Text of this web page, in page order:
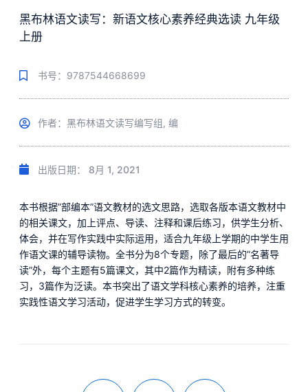
黑布林语文读写：新语文核心素养经典选读 九年级
上册
书号：9787544668699
作者：黑布林语文读写编写组, 编
出版日期： 8月 1, 2021
本书根据”部编本”语文教材的选文思路，选取各版本语文教材中
的相关课文，加上评点、导读、注释和课后练习，供学生分析、
体会，并在写作实践中实际运用，适合九年级上学期的中学生用
作语文课的辅导读物。全书分为8个专题，除了最后的”名著导
读”外，每个主题有5篇课文，其中2篇作为精读，附有多种练
习，3篇作为泛读。本书突出了语文学科核心素养的培养，注重
实践性语文学习活动，促进学生学习方式的转变。